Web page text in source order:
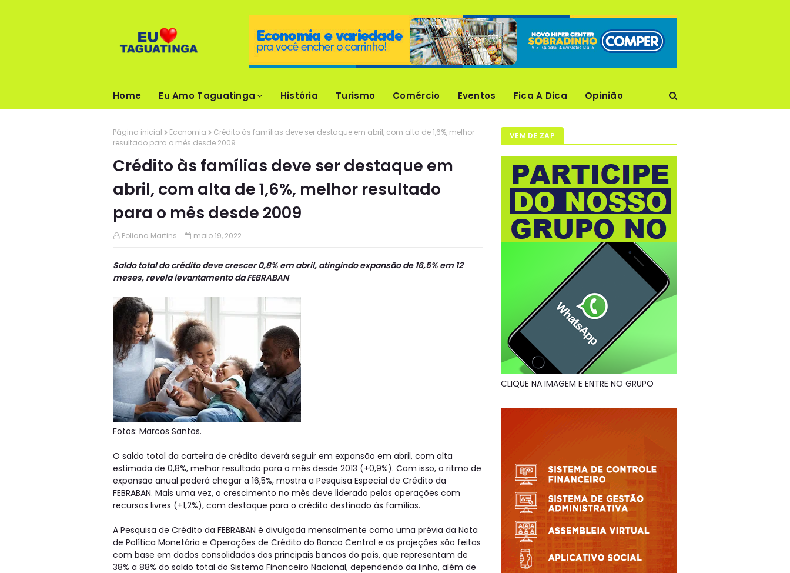
Home Eu Amo Taguatinga História Turismo Comércio Eventos Fica A Dica Opinião
Página inicial Economia
Crédito às famílias deve ser destaque em abril, com alta de 1,6%, melhor
resultado para o mês desde 2009
Crédito às famílias deve ser destaque em
abril, com alta de 1,6%, melhor resultado
para o mês desde 2009
Poliana Martins maio 19, 2022
Saldo total do crédito deve crescer 0,8% em abril, atingindo expansão de 16,5% em 12
meses, revela levantamento da FEBRABAN
Fotos: Marcos Santos.
O saldo total da carteira de crédito deverá seguir em expansão em abril, com alta
estimada de 0,8%, melhor resultado para o mês desde 2013 (+0,9%). Com isso, o ritmo de
expansão anual poderá chegar a 16,5%, mostra a Pesquisa Especial de Crédito da
FEBRABAN. Mais uma vez, o crescimento no mês deve liderado pelas operações com
recursos livres (+1,2%), com destaque para o crédito destinado às famílias.
A Pesquisa de Crédito da FEBRABAN é divulgada mensalmente como uma prévia da Nota
de Política Monetária e Operações de Crédito do Banco Central e as projeções são feitas
com base em dados consolidados dos principais bancos do país, que representam de
38% a 88% do saldo total do Sistema Financeiro Nacional, dependendo da linha, além de
VEM DE ZAP
CLIQUE NA IMAGEM E ENTRE NO GRUPO